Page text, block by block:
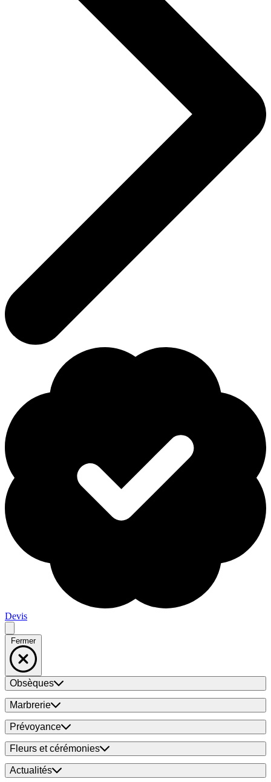
Devis
Fermer
Obsèques
Marbrerie
Prévoyance
Fleurs et cérémonies
Actualités